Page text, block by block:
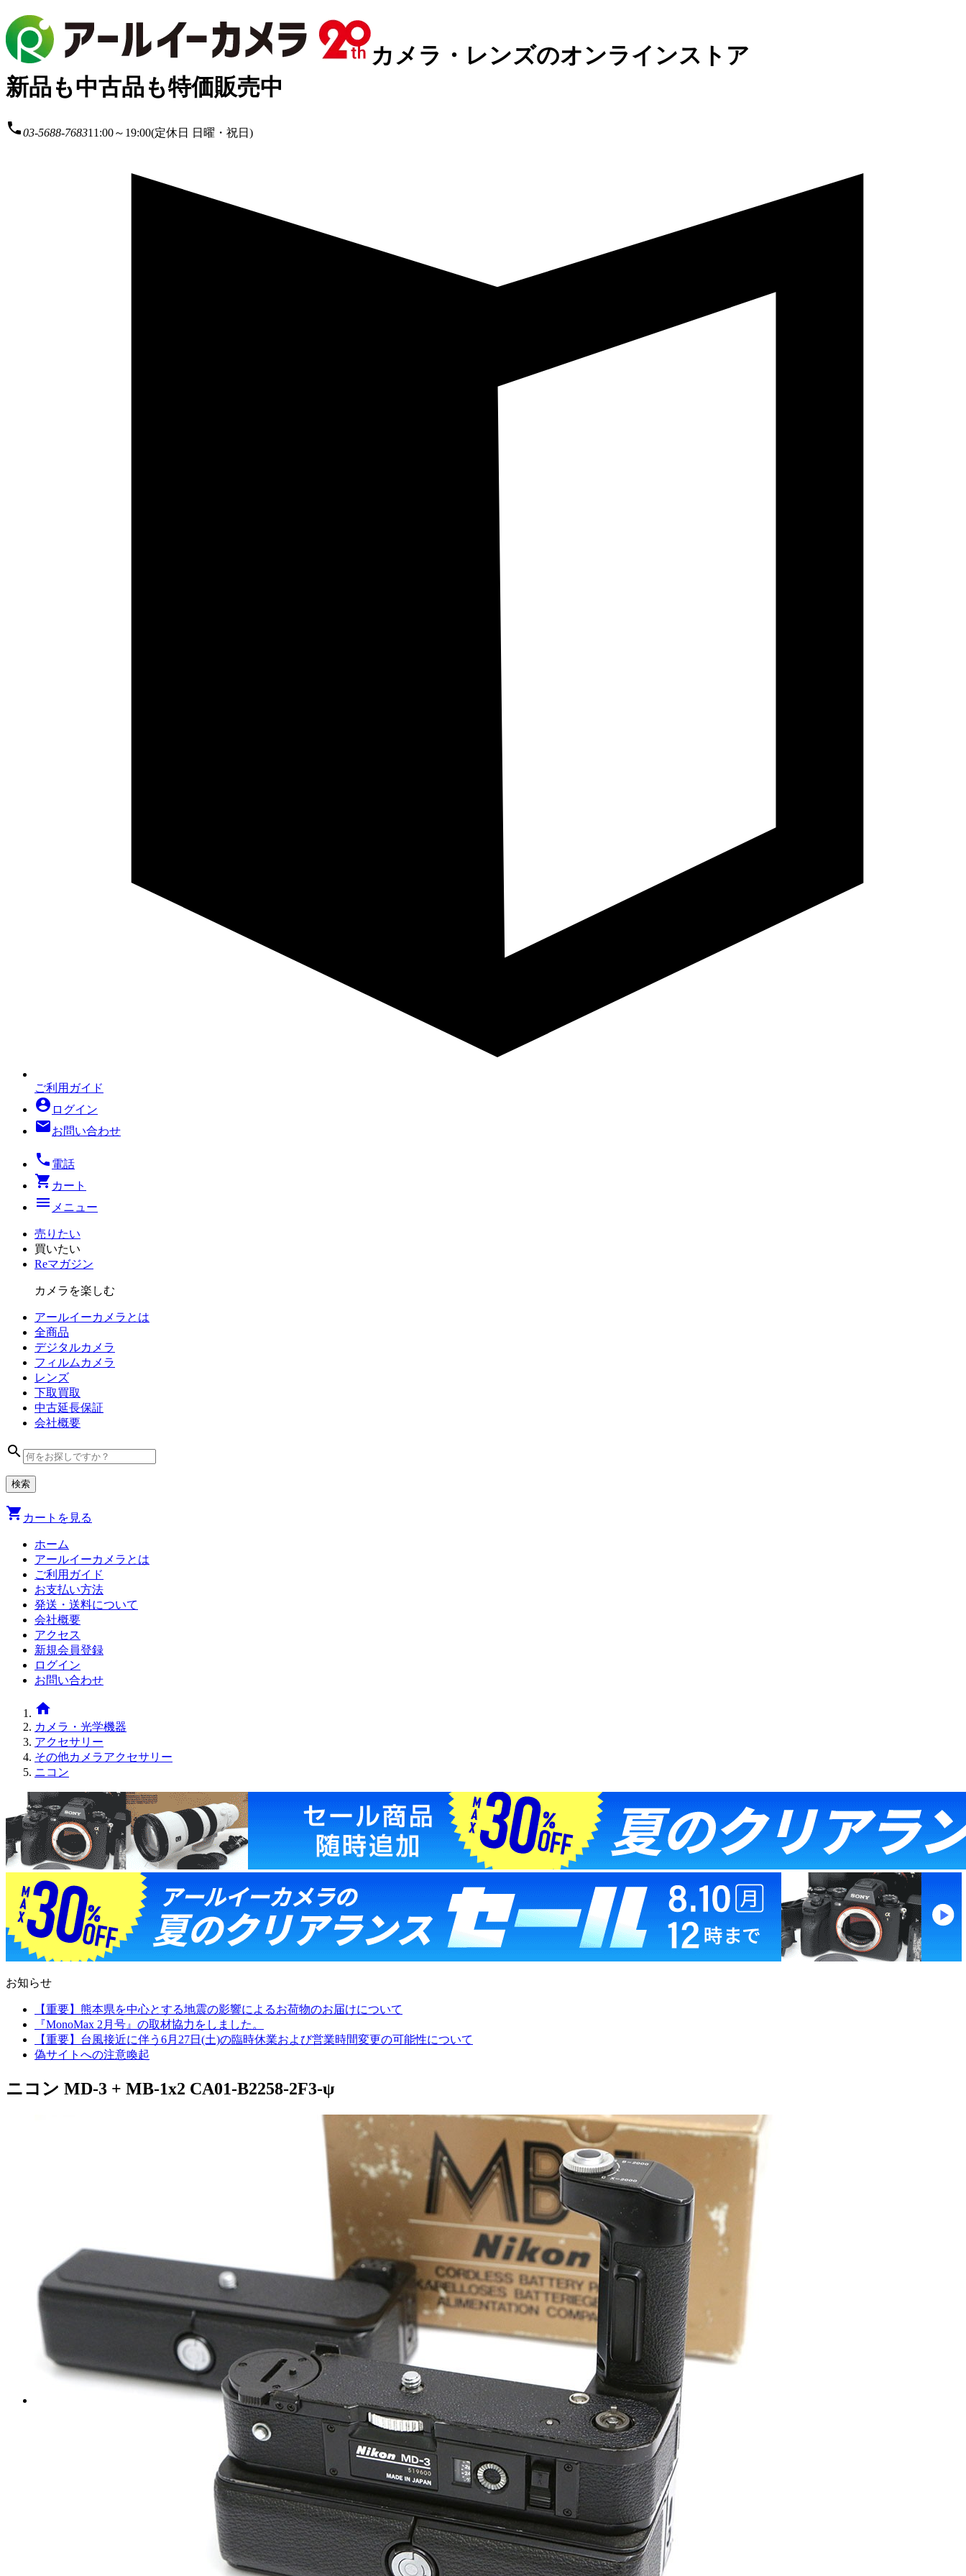
カメラ・レンズのオンラインストア
新品も中古品も特価販売中
local_phone03-5688-768311:00～19:00(定休日 日曜・祝日)
ご利用ガイド
account_circle ログイン
mailお問い合わせ
local_phone 電話
shopping_cart カート
menu メニュー
売りたい
買いたい
Reマガジン
カメラを楽しむ
アールイーカメラとは
全商品
デジタルカメラ
フィルム カメラ
レンズ
下取買取
中古延長保証
会社概要
search
shopping_cart カートを見る
ホーム
アールイーカメラとは
ご利用ガイド
お支払い方法
発送・送料について
会社概要
アクセス
新規会員登録
ログイン
お問い合わせ
home
カメラ・光学機器
アクセサリー
その他カメラアクセサリー
ニコン
お知らせ
【重要】熊本県を中心とする地震の影響によるお荷物のお届けについて
『MonoMax 2月号』の取材協力をしました。
【重要】台風接近に伴う6月27日(土)の臨時休業および営業時間変更の可能性について
偽サイトへの注意喚起
ニコン MD-3 + MB-1x2 CA01-B2258-2F3-ψ